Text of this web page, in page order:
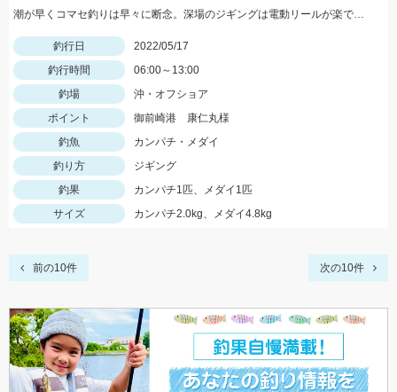
潮が早くコマセ釣りは早々に断念。深場のジギングは電動リールが楽でした。
釣行日
2022/05/17
釣行時間
06:00～13:00
釣場
沖・オフショア
ポイント
御前崎港 康仁丸様
釣魚
カンパチ・メダイ
釣り方
ジギング
釣果
カンパチ1匹、メダイ1匹
サイズ
カンパチ2.0kg、メダイ4.8kg
前の10件 次の10件